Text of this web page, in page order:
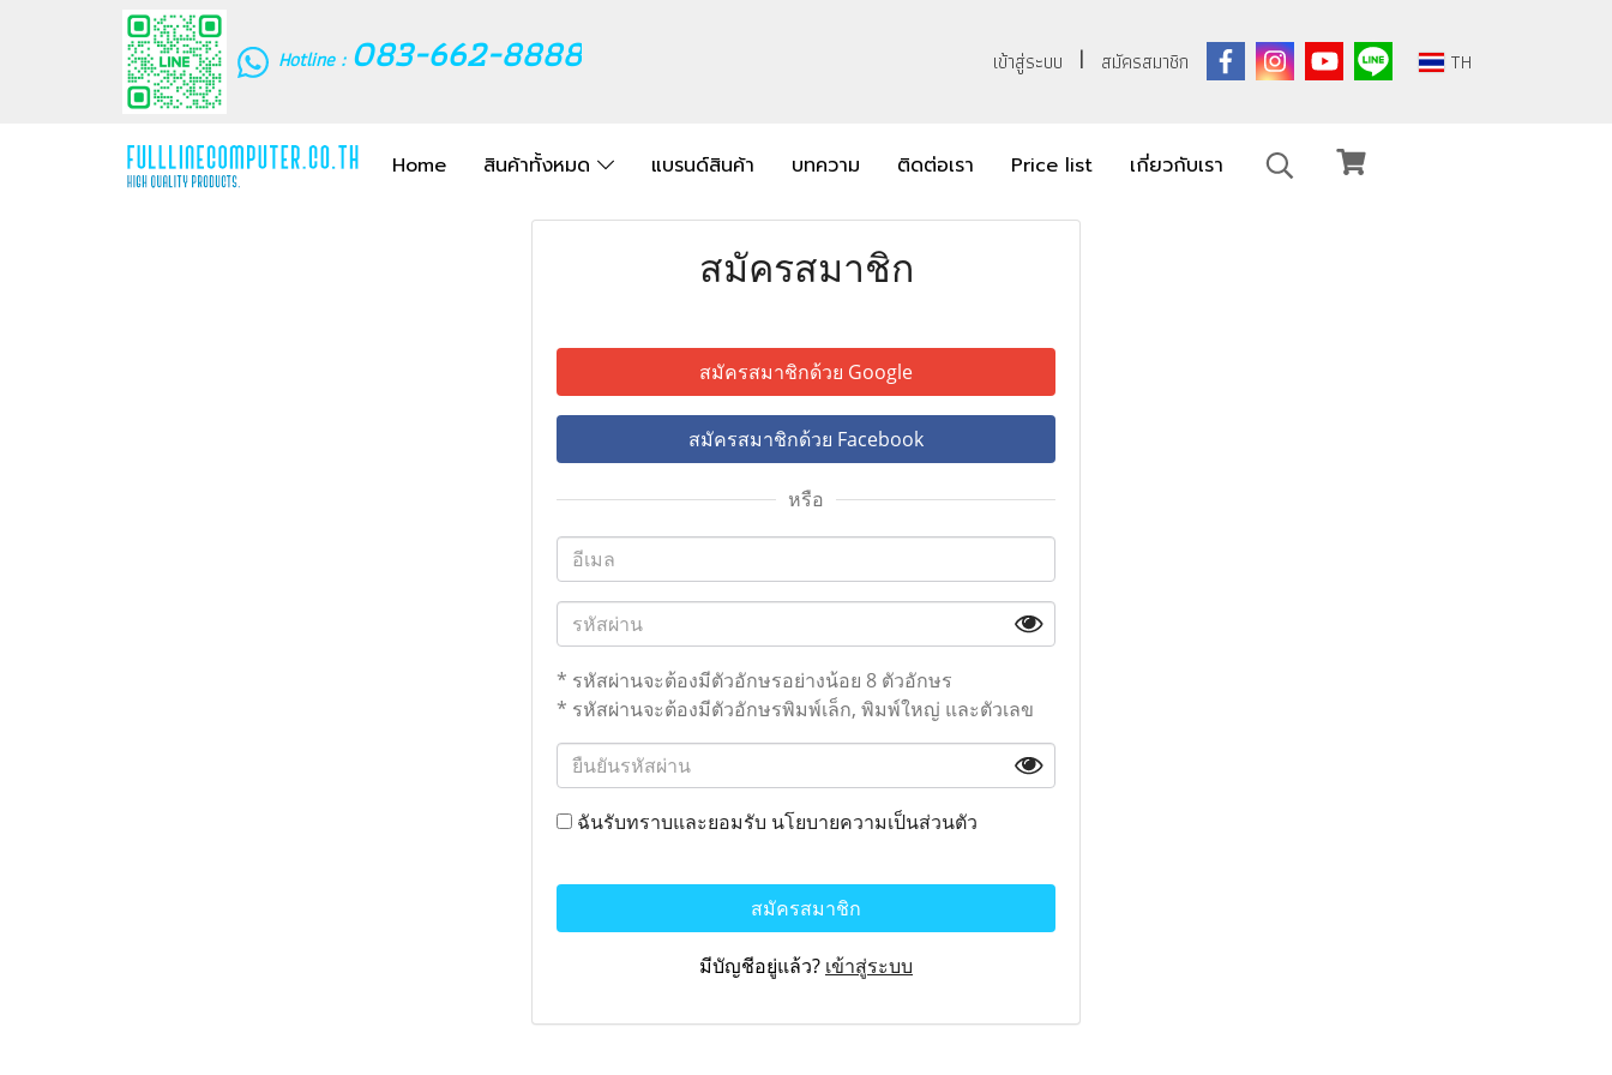
Hotline : 083-662-8888 เข้าสู่ระบบ สมัครสมาชิก TH
Home สินค้าทั้งหมด แบรนด์สินค้า บทความ ติดต่อเรา Price list เกี่ยวกับเรา
สมัครสมาชิก
สมัครสมาชิกด้วย Google
สมัครสมาชิกด้วย Facebook
หรือ
* รหัสผ่านจะต้องมีตัวอักษรอย่างน้อย 8 ตัวอักษร
* รหัสผ่านจะต้องมีตัวอักษรพิมพ์เล็ก, พิมพ์ใหญ่ และตัวเลข
ฉันรับทราบและยอมรับ นโยบายความเป็นส่วนตัว
สมัครสมาชิก
มีบัญชีอยู่แล้ว? เข้าสู่ระบบ